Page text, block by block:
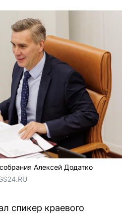
Алексей Додатко
спикер краевого